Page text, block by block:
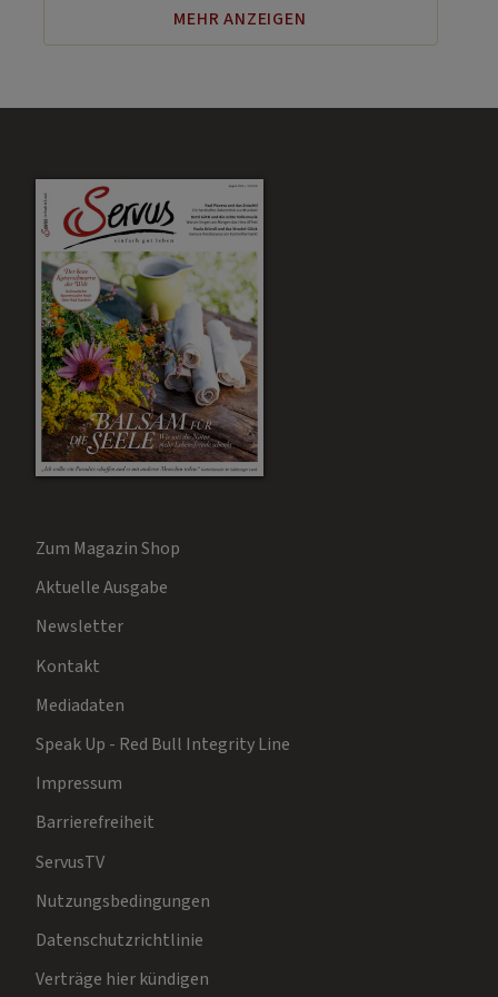
MEHR ANZEIGEN
Zum Magazin Shop
Aktuelle Ausgabe
Newsletter
Kontakt
Mediadaten
Speak Up - Red Bull Integrity Line
Impressum
Barrierefreiheit
ServusTV
Nutzungsbedingungen
Datenschutzrichtlinie
Verträge hier kündigen